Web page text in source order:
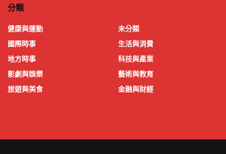
分類
健康與運動
國際時事
地方時事
影劇與娛樂
旅遊與美食
未分類
生活與消費
科技與產業
藝術與教育
金融與財經